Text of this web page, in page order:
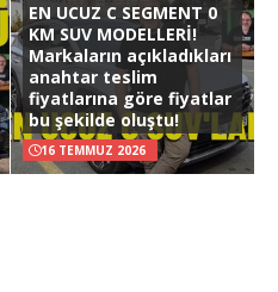
EN UCUZ C SEGMENT 0
KM SUV MODELLERİ!
Markaların açıkladıkları
anahtar teslim
fiyatlarına göre fiyatlar
bu şekilde oluştu!
16 TEMMUZ 2026